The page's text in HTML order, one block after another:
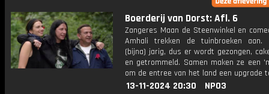
Boerderij van Dorst: Afl. 6
Zangeres Maan de Steenwinkel en
Amhali trekken de tuinbroeken aan.
(bijna) jarig, dus er wordt gezongen,
en getrommeld. Samen maken ze een
om de entree van het land een upgrade
13-11-2024 20:30
NPO3